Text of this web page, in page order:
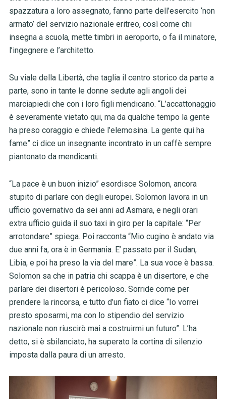
spazzatura a loro assegnato, fanno parte dell’esercito ‘non
armato’ del servizio nazionale eritreo, così come chi
insegna a scuola, mette timbri in aeroporto, o fa il minatore,
l’ingegnere e l’architetto.
Su viale della Libertà, che taglia il centro storico da parte a
parte, sono in tante le donne sedute agli angoli dei
marciapiedi che con i loro figli mendicano. “L’accattonaggio
è severamente vietato qui, ma da qualche tempo la gente
ha preso coraggio e chiede l’elemosina. La gente qui ha
fame” ci dice un insegnante incontrato in un caffè sempre
piantonato da mendicanti.
“La pace è un buon inizio” esordisce Solomon, ancora
stupito di parlare con degli europei. Solomon lavora in un
ufficio governativo da sei anni ad Asmara, e negli orari
extra ufficio guida il suo taxi in giro per la capitale: “Per
arrotondare” spiega. Poi racconta “Mio cugino è andato via
due anni fa, ora è in Germania. E’ passato per il Sudan,
Libia, e poi ha preso la via del mare”. La sua voce è bassa.
Solomon sa che in patria chi scappa è un disertore, e che
parlare dei disertori è pericoloso. Sorride come per
prendere la rincorsa, e tutto d’un fiato ci dice “Io vorrei
presto sposarmi, ma con lo stipendio del servizio
nazionale non riuscirò mai a costruirmi un futuro”. L’ha
detto, si è sbilanciato, ha superato la cortina di silenzio
imposta dalla paura di un arresto.